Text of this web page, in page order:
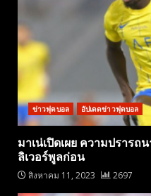
ข่าวฟุตบอล อัปเดตข่าวฟุตบอล
มาเน่เปิดเผย ความปราร
ลิเวอร์พูลก่อน
สิงหาคม 11, 2023 2697